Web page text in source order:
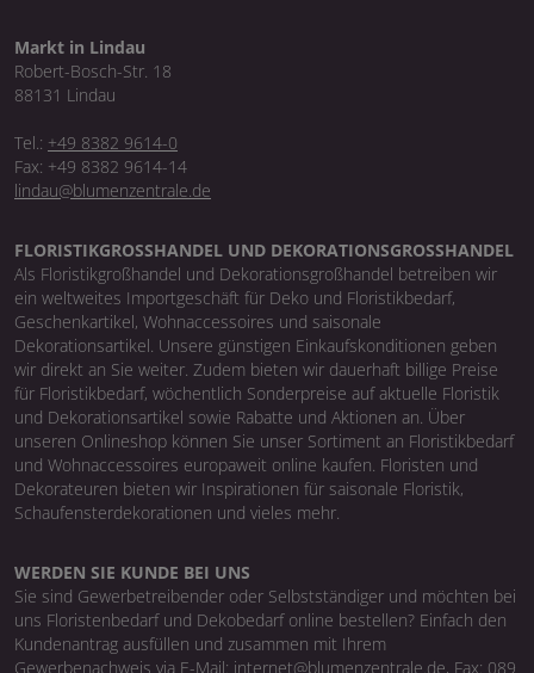
Markt in Lindau
Robert-Bosch-Str. 18
88131 Lindau
Tel.: +49 8382 9614-0
Fax: +49 8382 9614-14
lindau@blumenzentrale.de
FLORISTIKGROSSHANDEL UND DEKORATIONSGROSSHANDEL
Als Floristikgroßhandel und Dekorationsgroßhandel betreiben wir
ein weltweites Importgeschäft für Deko und Floristikbedarf,
Geschenkartikel, Wohnaccessoires und saisonale
Dekorationsartikel. Unsere günstigen Einkaufskonditionen geben
wir direkt an Sie weiter. Zudem bieten wir dauerhaft billige Preise
für Floristikbedarf, wöchentlich Sonderpreise auf aktuelle Floristik
und Dekorationsartikel sowie Rabatte und Aktionen an. Über
unseren Onlineshop können Sie unser Sortiment an Floristikbedarf
und Wohnaccessoires europaweit online kaufen. Floristen und
Dekorateuren bieten wir Inspirationen für saisonale Floristik,
Schaufensterdekorationen und vieles mehr.
WERDEN SIE KUNDE BEI UNS
Sie sind Gewerbetreibender oder Selbstständiger und möchten bei
uns Floristenbedarf und Dekobedarf online bestellen? Einfach den
Kundenantrag ausfüllen und zusammen mit Ihrem
Gewerbenachweis via E-Mail: internet@blumenzentrale.de, Fax: 089